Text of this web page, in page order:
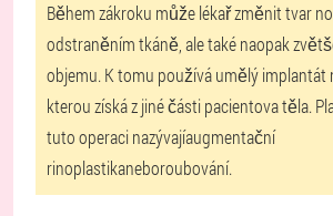
Během zákroku může lékař změnit tvar
odstraněním tkáně, ale také naopak
objemu. K tomu používá umělý implantát
kterou získá z jiné části pacientova těla.
tuto operaci nazývajíaugmentační
rinoplastikaneboroubování.